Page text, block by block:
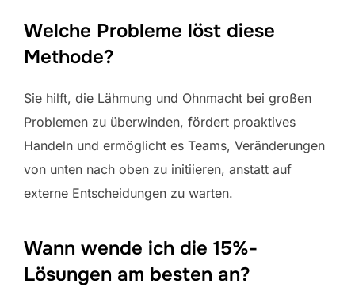
Welche Probleme löst diese
Methode?
Sie hilft, die Lähmung und Ohnmacht bei großen
Problemen zu überwinden, fördert proaktives
Handeln und ermöglicht es Teams, Veränderungen
von unten nach oben zu initiieren, anstatt auf
externe Entscheidungen zu warten.
Wann wende ich die 15%-
Lösungen am besten an?